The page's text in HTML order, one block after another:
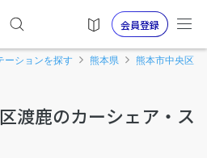
会員登録
ーションを探す 熊本県
熊本市中央区
渡鹿のカーシェア・ス